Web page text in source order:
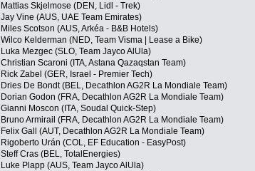
Mattias Skjelmose (DEN, Lidl - Trek)
Jay Vine (AUS, UAE Team Emirates)
Miles Scotson (AUS, Arkéa - B&B Hotels)
Wilco Kelderman (NED, Team Visma | Lease a Bike)
Luka Mezgec (SLO, Team Jayco AlUla)
Christian Scaroni (ITA, Astana Qazaqstan Team)
Rick Zabel (GER, Israel - Premier Tech)
Dries De Bondt (BEL, Decathlon AG2R La Mondiale Team)
Dorian Godon (FRA, Decathlon AG2R La Mondiale Team)
Gianni Moscon (ITA, Soudal Quick-Step)
Bruno Armirail (FRA, Decathlon AG2R La Mondiale Team)
Felix Gall (AUT, Decathlon AG2R La Mondiale Team)
Rigoberto Urán (COL, EF Education - EasyPost)
Steff Cras (BEL, TotalEnergies)
Luke Plapp (AUS, Team Jayco AlUla)